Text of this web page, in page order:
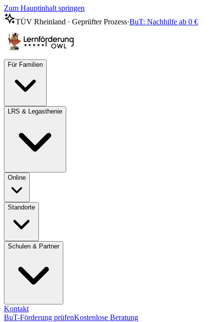
Zum Hauptinhalt springen
TÜV Rheinland · Geprüfter Prozess·BuT: Nachhilfe ab 0 €
Für Familien
LRS & Legasthenie
Online
Standorte
Schulen & Partner
Kontakt
BuT-Förderung prüfenKostenlose Beratung